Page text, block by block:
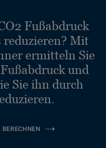
Fußabdruck
Mit
ermitteln Sie
und
Sie ihn durch